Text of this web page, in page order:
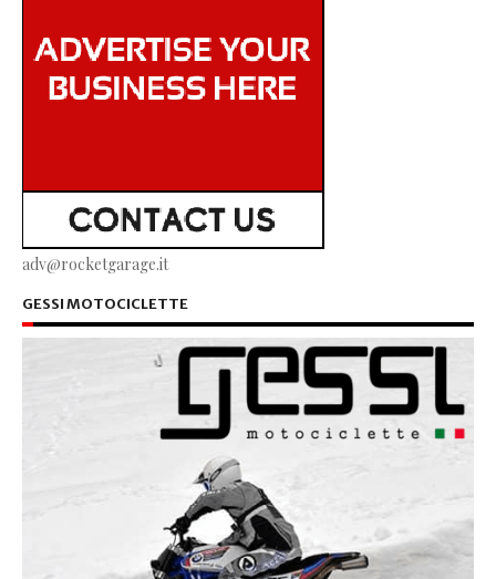
adv@rocketgarage.it
GESSI MOTOCICLETTE